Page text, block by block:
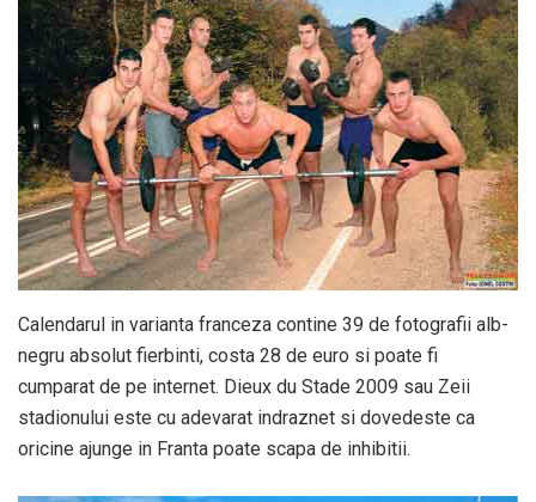
Calendarul in varianta franceza contine 39 de fotografii alb-
negru absolut fierbinti, costa 28 de euro si poate fi
cumparat de pe internet. Dieux du Stade 2009 sau Zeii
stadionului este cu adevarat indraznet si dovedeste ca
oricine ajunge in Franta poate scapa de inhibitii.